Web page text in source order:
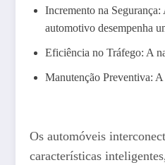
Incremento na Segurança:
automotivo desempenha
Eficiência no Tráfego: A
Manutenção Preventiva:
Os automóveis
características